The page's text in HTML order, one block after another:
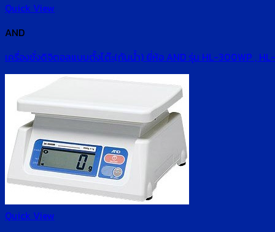
Quick View
AND
เครื่องชั่งดิจิตอลแบบตั้งโต๊ะ(กันน้ำ) ยี่ห้อ AND รุ่น HL-300WP ,
Quick View